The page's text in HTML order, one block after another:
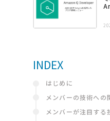
INDEX
はじめに
メンバーの技術への
メンバーが注目する